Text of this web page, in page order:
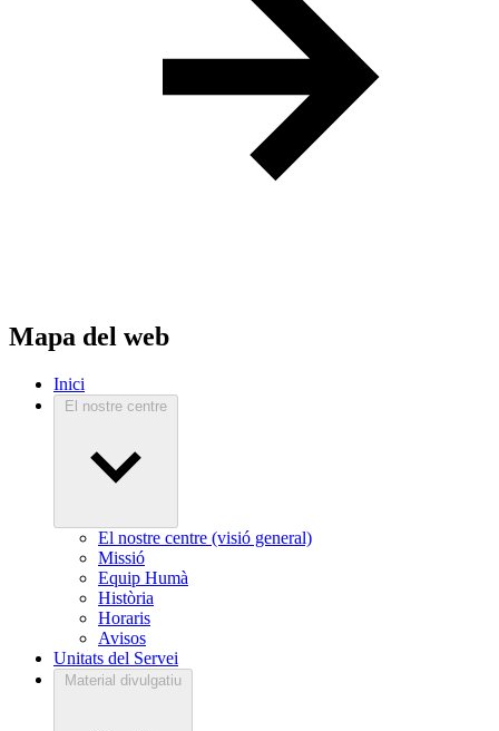
Mapa del web
Inici
El nostre centre
El nostre centre (visió general)
Missió
Equip Humà
Història
Horaris
Avisos
Unitats del Servei
Material divulgatiu